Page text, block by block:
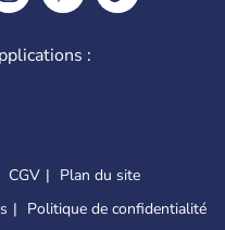
:
CGV
Plan du site
Politique de confidentialité